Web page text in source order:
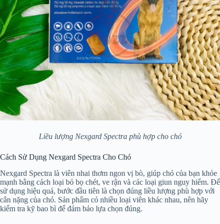
Liều lượng Nexgard Spectra phù hợp cho chó
Cách Sử Dụng Nexgard Spectra Cho Chó
Nexgard Spectra là viên nhai thơm ngon vị bò, giúp chó của bạn khỏe
mạnh bằng cách loại bỏ bọ chét, ve rận và các loại giun nguy hiểm. Để
sử dụng hiệu quả, bước đầu tiên là chọn đúng liều lượng phù hợp với
cân nặng của chó. Sản phẩm có nhiều loại viên khác nhau, nên hãy
kiểm tra kỹ bao bì để đảm bảo lựa chọn đúng.